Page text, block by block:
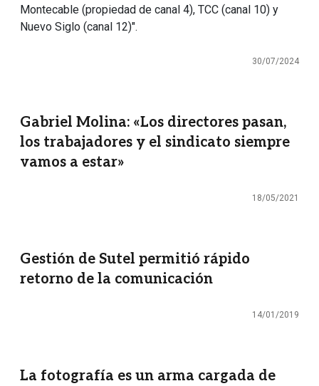
Montecable (propiedad de canal 4), TCC (canal 10) y
Nuevo Siglo (canal 12)".
30/07/2024
Gabriel Molina: «Los directores pasan,
los trabajadores y el sindicato siempre
vamos a estar»
18/05/2021
Gestión de Sutel permitió rápido
retorno de la comunicación
14/01/2019
La fotografía es un arma cargada de